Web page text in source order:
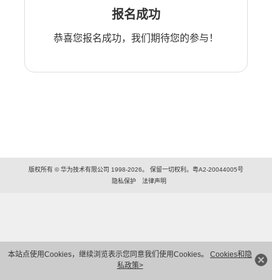
本站点使用Cookies，继续浏览表示您同意我们使用Cookies。 Cookies和隐
私政策>
报名成功
恭喜您报名成功，我们期待您的参与！
版权所有 © 华为技术有限公司 1998-2026。 保留一切权利。粤A2-20044005号
隐私保护
法律声明